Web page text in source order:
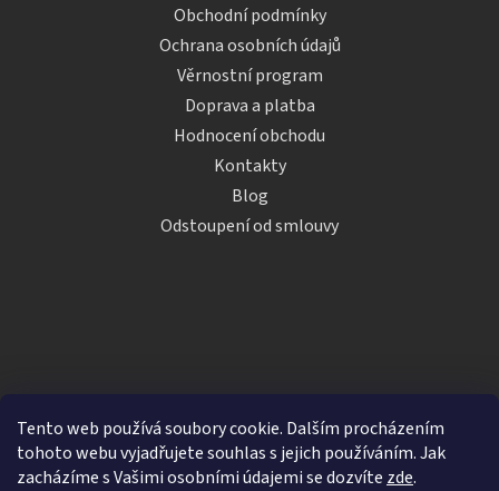
Tento web používá soubory cookie. Dalším procházením
tohoto webu vyjadřujete souhlas s jejich používáním. Jak
zacházíme s Vašimi osobními údajemi se dozvíte zde.
Obchodní podmínky
Ochrana osobních údajů
Věrnostní program
Doprava a platba
Hodnocení obchodu
Kontakty
Blog
Odstoupení od smlouvy
Vytvořil Shoptet